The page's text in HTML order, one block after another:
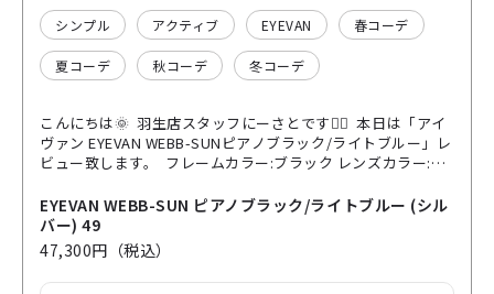
シンプル アクティブ EYEVAN 春コーデ
夏コーデ 秋コーデ 冬コーデ
こんにちは🌞 羽生店スタッフにーさとです💁‍♂️ 本日は「アイ
ヴァン EYEVAN WEBB-SUNピアノブラック/ライトブルー」レ
ビュー致します。 フレームカラー:ブラック レンズカラー:ラ
ェアブランド アイヴァンサングラスの人気の高いWEBBモデ
ルになります。 ウェリントンタイプの程よく太めなプラスチ
ック素材に テンプル芯からも柄が埋め込まれており、こだわ
り抜かれたフレームになっております。🕶️ 掛け具合も男女問
わず掛けやすく、鼻が当たる分（鼻盛り）も高めに設計され
EYEVAN WEBB-SUN ピアノブラック/ライトブルー (シル
バー) 49
47,300円（税込）